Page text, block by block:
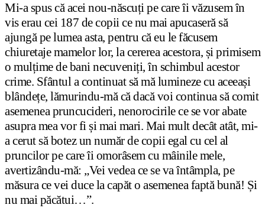
Mi-a spus că acei nou-născuți pe care îi văzusem în
vis erau cei 187 de copii ce nu mai apucaseră să
ajungă pe lumea asta, pentru că eu le făcusem
chiuretaje mamelor lor, la cererea acestora, și primisem
o mulțime de bani necuveniți, în schimbul acestor
crime. Sfântul a continuat să mă lumineze cu aceeași
blândețe, lămurindu-mă că dacă voi continua să comit
asemenea pruncucideri, nenorocirile ce se vor abate
asupra mea vor fi și mai mari. Mai mult decât atât, mi-
a cerut să botez un număr de copii egal cu cel al
pruncilor pe care îi omorâsem cu mâinile mele,
avertizându-mă: „Vei vedea ce se va întâmpla, pe
măsura ce vei duce la capăt o asemenea faptă bună! Și
nu mai păcătui…”.